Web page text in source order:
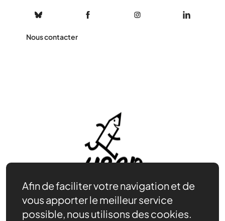
Nous contacter
Afin de faciliter votre navigation et de
vous apporter le meilleur service
possible, nous utilisons des cookies.